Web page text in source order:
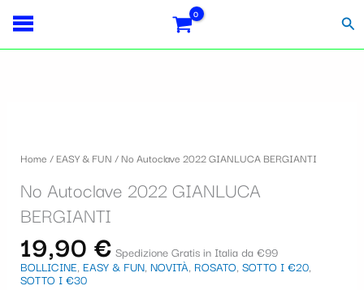
contenuto
Home /EASY & FUN / No Autoclave 2022 GIANLUCA BERGIANTI
No Autoclave 2022 GIANLUCA
BERGIANTI
19,90 € Spedizione Gratis in Italia da €99
BOLLICINE, EASY & FUN, NOVITÀ, ROSATO, SOTTO I €20,
SOTTO I €30
S
o
n
a
u
n
fiscale:
Carrello: